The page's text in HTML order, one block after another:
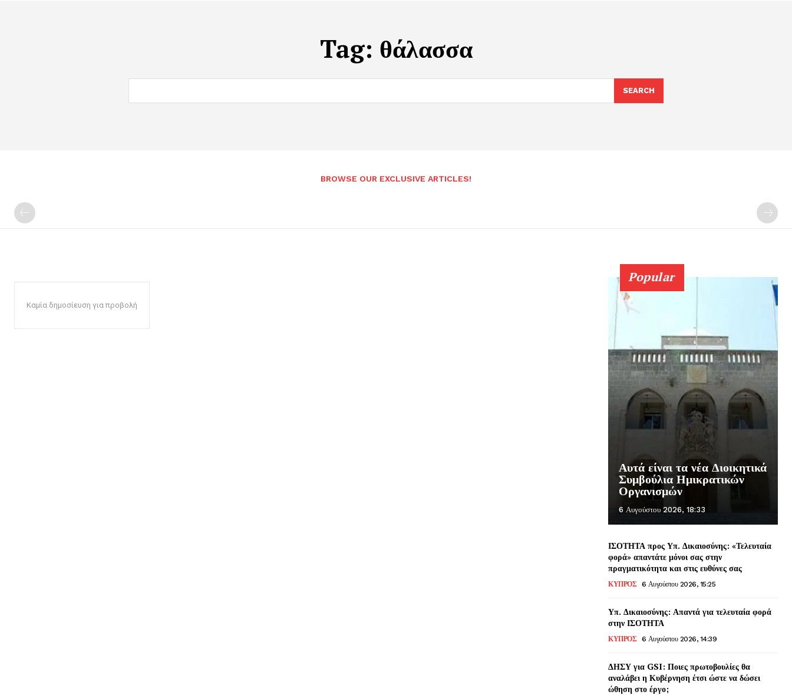
Tag: θάλασσα
SEARCH
BROWSE OUR EXCLUSIVE ARTICLES!
Καμία δημοσίευση για προβολή
Popular
Αυτά είναι τα νέα Διοικητικά
Συμβούλια Ημικρατικών
Οργανισμών
6 Αυγούστου 2026, 18:33
ΙΣΟΤΗΤΑ προς Υπ. Δικαιοσύνης: «Τελευταία
φορά» απαντάτε μόνοι σας στην
πραγματικότητα και στις ευθύνες σας
ΚΥΠΡΟΣ 6 Αυγούστου 2026, 15:25
Υπ. Δικαιοσύνης: Απαντά για τελευταία φορά
στην ΙΣΟΤΗΤΑ
ΚΥΠΡΟΣ 6 Αυγούστου 2026, 14:39
ΔΗΣΥ για GSI: Ποιες πρωτοβουλίες θα
αναλάβει η Κυβέρνηση έτσι ώστε να δώσει
ώθηση στο έργο;